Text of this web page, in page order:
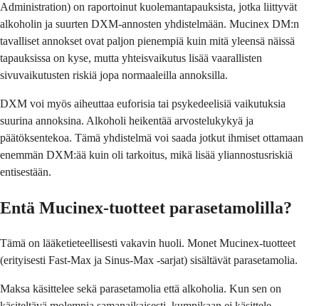
Administration) on raportoinut kuolemantapauksista, jotka liittyvät
alkoholin ja suurten DXM-annosten yhdistelmään. Mucinex DM:n
tavalliset annokset ovat paljon pienempiä kuin mitä yleensä näissä
tapauksissa on kyse, mutta yhteisvaikutus lisää vaarallisten
sivuvaikutusten riskiä jopa normaaleilla annoksilla.
DXM voi myös aiheuttaa euforisia tai psykedeelisiä vaikutuksia
suurina annoksina. Alkoholi heikentää arvostelukykyä ja
päätöksentekoa. Tämä yhdistelmä voi saada jotkut ihmiset ottamaan
enemmän DXM:ää kuin oli tarkoitus, mikä lisää yliannostusriskiä
entisestään.
Entä Mucinex-tuotteet parasetamolilla?
Tämä on lääketieteellisesti vakavin huoli. Monet Mucinex-tuotteet
(erityisesti Fast-Max ja Sinus-Max -sarjat) sisältävät parasetamolia.
Maksa käsittelee sekä parasetamolia että alkoholia. Kun sen on